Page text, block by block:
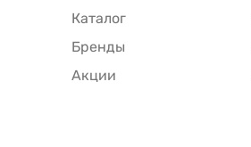
Каталог
Бренды
Акции